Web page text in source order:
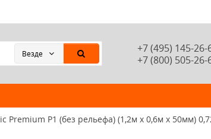
+7 (495) 145-26-
+7 (800) 505-26-
Везде
Premium P1 (без рельефа) (1,2м x 0,6м х 50мм)